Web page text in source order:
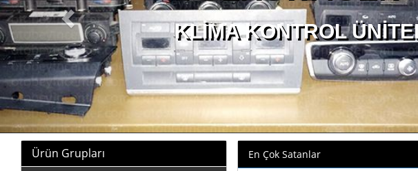
ÇIKMA ABS VE
Ürün Grupları
En Çok Satanlar